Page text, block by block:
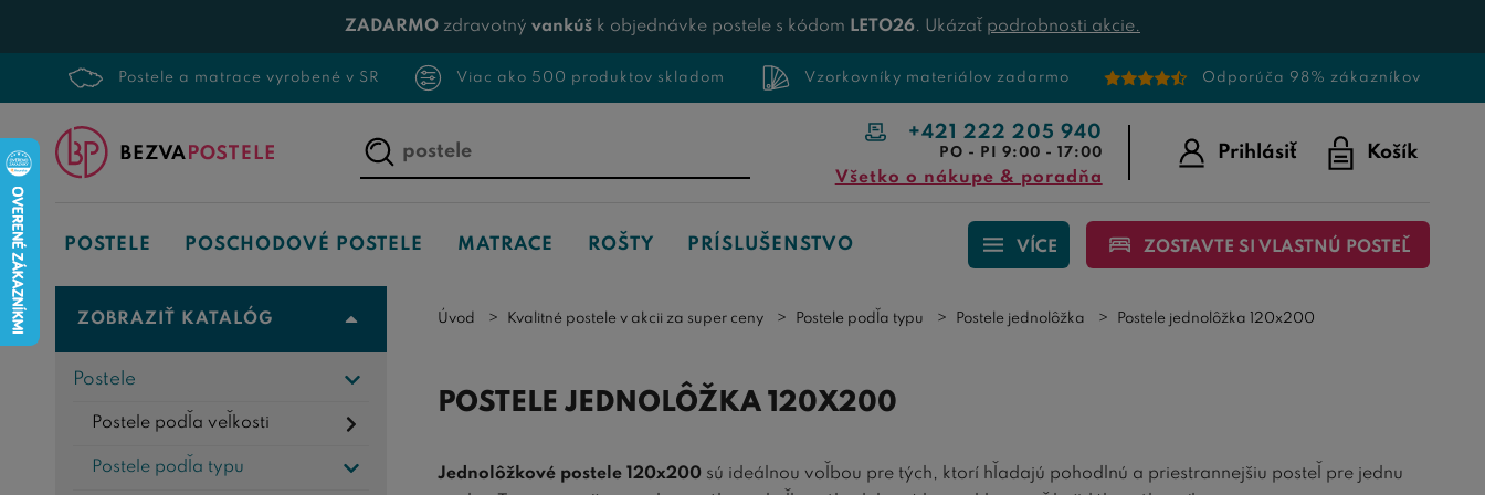
ZADARMO zdravotný vankúš k objednávke postele s kódom LETO26. Ukázať podrobnosti akcie.
Postele a matrace vyrobené v SR Viac ako 500 produktov skladom Vzorkovníky materiálov zadarmo Odporúča 98% zákazníkov
Napíšte,
čo
hľadáte...
+421 222 205 940
PO - PI 9:00 - 17:00
Všetko o nákupe & poradňa
Prihlásiť Košík
POSTELE POSCHODOVÉ POSTELE MATRACE ROŠTY PRÍSLUŠENSTVO VÍCE ZOSTAVTE SI VLASTNÚ POSTEĽ
Úvod Kvalitné postele v akcii za super ceny Postele podľa typu Postele jednolôžka Postele jednolôžka 120x200
POSTELE JEDNOLÔŽKA 120X200
Jednolôžkové postele 120x200 sú ideálnou voľbou pre tých, ktorí hľadajú pohodlnú a priestrannejšiu posteľ pre jednu
ZOBRAZIŤ KATALÓG
Postele
Postele podľa veľkosti
Postele podľa typu